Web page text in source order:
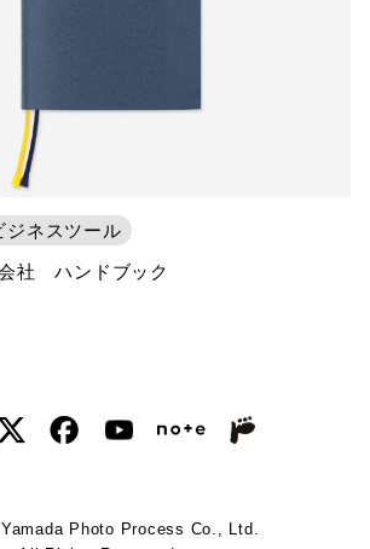
ジネスツール
社 ハンドブック
Photo Process Co., Ltd.